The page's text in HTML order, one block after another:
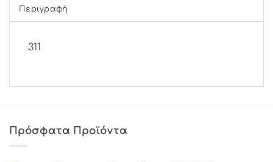
Περιγραφή
311
Πρόσφατα Προϊόντα